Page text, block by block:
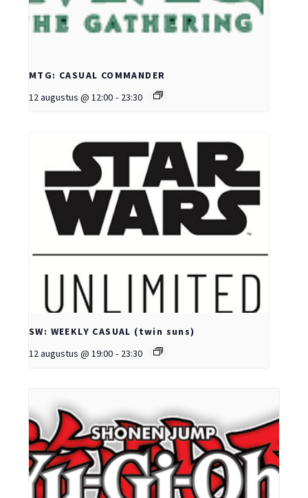
MTG: CASUAL COMMANDER
12 augustus @ 12:00 - 23:30
SW: WEEKLY CASUAL (twin suns)
12 augustus @ 19:00 - 23:30